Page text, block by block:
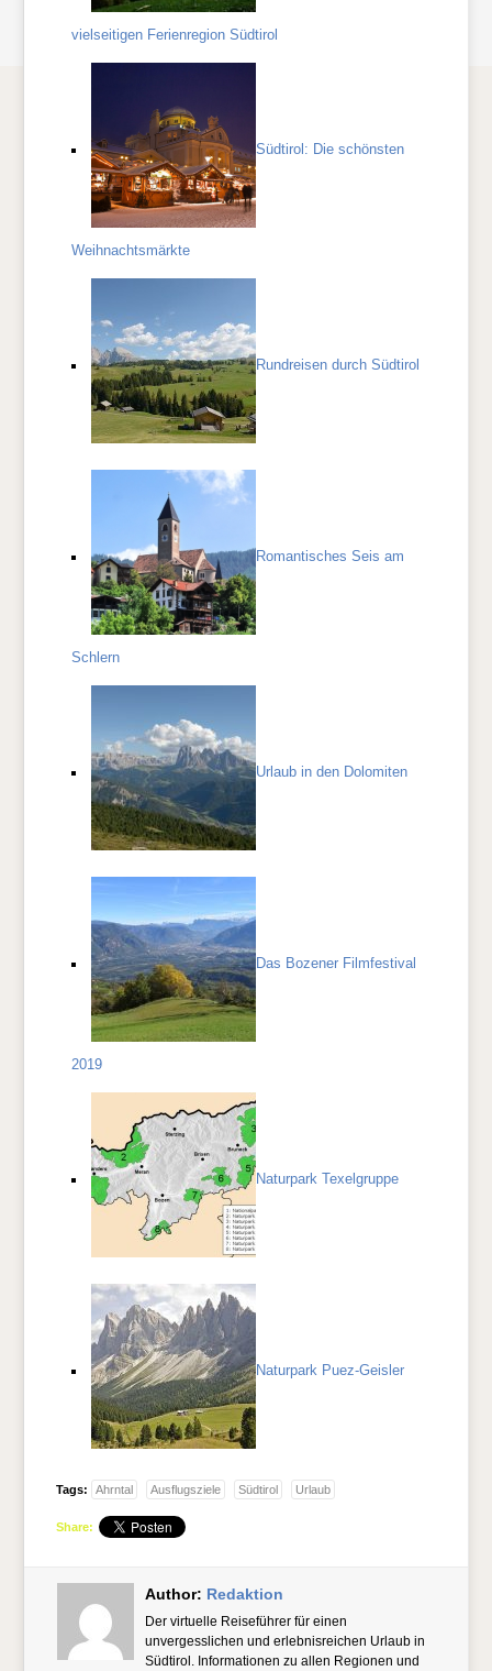
vielseitigen Ferienregion Südtirol
Südtirol: Die schönsten
Weihnachtsmärkte
Rundreisen durch Südtirol
Romantisches Seis am
Schlern
Urlaub in den Dolomiten
Das Bozener Filmfestival
2019
Naturpark Texelgruppe
Naturpark Puez-Geisler
Tags: Ahrntal Ausflugsziele Südtirol Urlaub
Share:
Author: Redaktion
Der virtuelle Reiseführer für einen
unvergesslichen und erlebnisreichen Urlaub in
Südtirol. Informationen zu allen Regionen und